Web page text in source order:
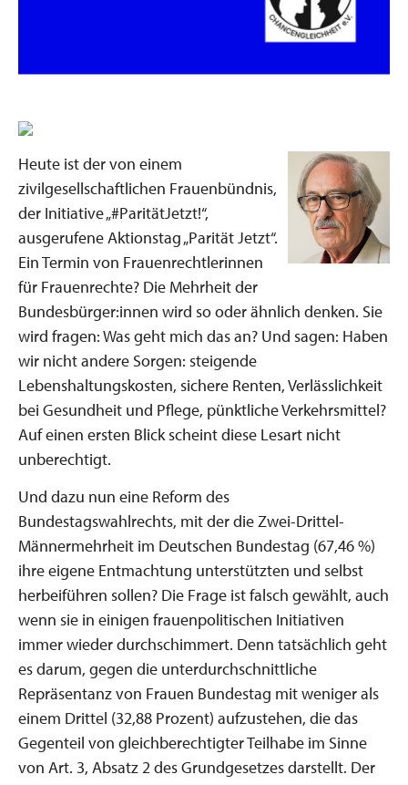
Heute ist der von einem
zivilgesellschaftlichen Frauenbündnis,
der Initiative „#ParitätJetzt!“,
ausgerufene Aktionstag „Parität Jetzt“.
Ein Termin von Frauenrechtlerinnen
für Frauenrechte? Die Mehrheit der
Bundesbürger:innen wird so oder ähnlich denken. Sie
wird fragen: Was geht mich das an? Und sagen: Haben
wir nicht andere Sorgen: steigende
Lebenshaltungskosten, sichere Renten, Verlässlichkeit
bei Gesundheit und Pflege, pünktliche Verkehrsmittel?
Auf einen ersten Blick scheint diese Lesart nicht
unberechtigt.
Und dazu nun eine Reform des
Bundestagswahlrechts, mit der die Zwei-Drittel-
Männermehrheit im Deutschen Bundestag (67,46 %)
ihre eigene Entmachtung unterstützten und selbst
herbeiführen sollen? Die Frage ist falsch gewählt, auch
wenn sie in einigen frauenpolitischen Initiativen
immer wieder durchschimmert. Denn tatsächlich geht
es darum, gegen die unterdurchschnittliche
Repräsentanz von Frauen Bundestag mit weniger als
einem Drittel (32,88 Prozent) aufzustehen, die das
Gegenteil von gleichberechtigter Teilhabe im Sinne
von Art. 3, Absatz 2 des Grundgesetzes darstellt. Der